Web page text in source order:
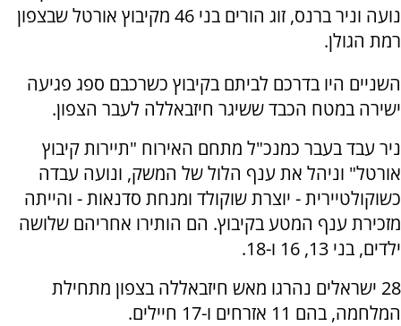
נועה וניר ברנס, זוג הורים בני 46 מקיבוץ אורטל שבצפון
רמת הגולן.
השניים היו בדרכם לביתם בקיבוץ כשרכבם ספג פגיעה
ישירה במטח הכבד ששיגר חיזבאללה לעבר הצפון.
ניר עבד בעבר כמנכ"ל מתחם האירוח "תיירות קיבוץ
אורטל" וניהל את ענף הלול של המשק, ונועה עבדה
כשוקולטיירית - יוצרת שוקולד ומנחת סדנאות - והייתה
מזכירת ענף המטע בקיבוץ. הם הותירו אחריהם שלושה
ילדים, בני 13, 16 ו-18.
28 ישראלים נהרגו מאש חיזבאללה בצפון מתחילת
המלחמה, בהם 11 אזרחים ו-17 חיילים.